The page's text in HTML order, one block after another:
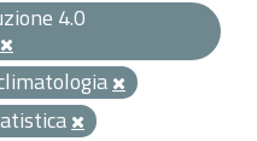
4.0